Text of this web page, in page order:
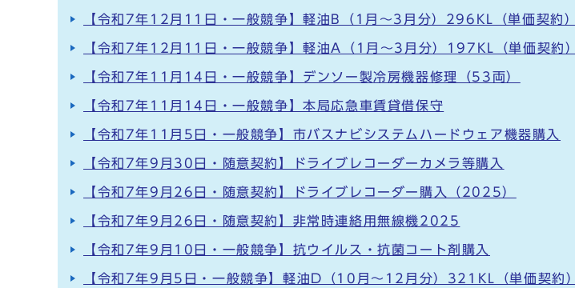
【令和7年12月11日・一般競争】軽油B（1月～3月分）296KL（単価契約）
【令和7年12月11日・一般競争】軽油A（1月～3月分）197KL（単価契約）
【令和7年11月14日・一般競争】デンソー製冷房機器修理（53両）
【令和7年11月14日・一般競争】本局応急車賃貸借保守
【令和7年11月5日・一般競争】市バスナビシステムハードウェア機器購入
【令和7年9月30日・随意契約】ドライブレコーダーカメラ等購入
【令和7年9月26日・随意契約】ドライブレコーダー購入（2025）
【令和7年9月26日・随意契約】非常時連絡用無線機2025
【令和7年9月10日・一般競争】抗ウイルス・抗菌コート剤購入
【令和7年9月5日・一般競争】軽油D（10月～12月分）321KL（単価契約）